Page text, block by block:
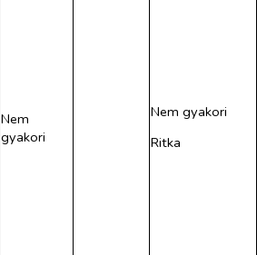
Nem
gyakori
Nem gyakori
Ritka